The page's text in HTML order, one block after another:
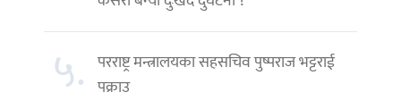
५. परराष्ट्र मन्त्रालयका सहसचिव पुष्पराज भट्टराई
पक्राउ